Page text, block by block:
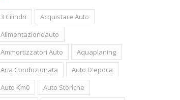
3 Cilindri
Acquistare Auto
Alimentazioneauto
Ammortizzatori Auto
Aquaplaning
Aria Condozionata
Auto D'epoca
Auto Km0
Auto Storiche